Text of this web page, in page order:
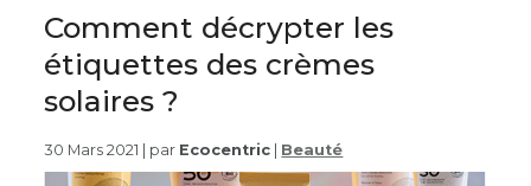
Comment décrypter les
étiquettes des crèmes
solaires ?
30 Mars 2021 | par Ecocentric Beauté